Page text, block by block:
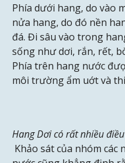
Phía dưới hang, do vào
nửa hang, do đó nền
đá. Đi sâu vào trong
sống như dơi, rắn, rết,
Phía trên hang nước
môi trường ẩm uớt và
Hang Dơi có rất nhiều
Khảo sát của nhóm